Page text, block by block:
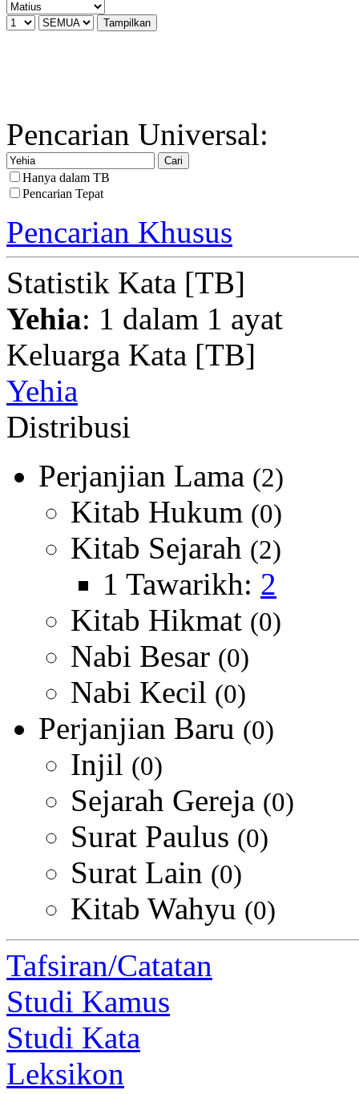
Pencarian Universal:
Hanya dalam TB
Pencarian Tepat
Pencarian Khusus
Statistik Kata [TB]
Yehia: 1 dalam 1 ayat
Keluarga Kata [TB]
Yehia
Distribusi
Perjanjian Lama (2)
Kitab Hukum (0)
Kitab Sejarah (2)
1 Tawarikh: 2
Kitab Hikmat (0)
Nabi Besar (0)
Nabi Kecil (0)
Perjanjian Baru (0)
Injil (0)
Sejarah Gereja (0)
Surat Paulus (0)
Surat Lain (0)
Kitab Wahyu (0)
Tafsiran/Catatan
Studi Kamus
Studi Kata
Leksikon